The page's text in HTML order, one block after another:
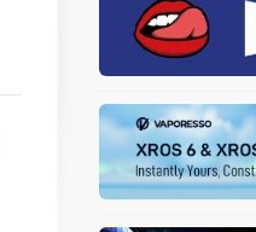
Vgod
Voopoo
Wismec
Wotofo
X Bar